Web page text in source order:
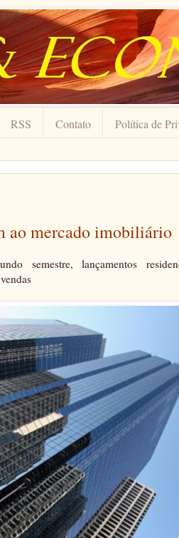
RSS Contato Política de
ao mercado imobiliário
semestre, lançamentos